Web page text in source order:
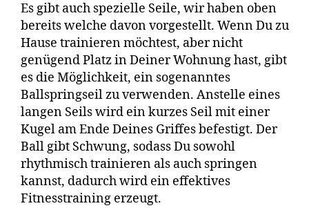
Es gibt auch spezielle Seile, wir haben oben
bereits welche davon vorgestellt. Wenn Du zu
Hause trainieren möchtest, aber nicht
genügend Platz in Deiner Wohnung hast, gibt
es die Möglichkeit, ein sogenanntes
Ballspringseil zu verwenden. Anstelle eines
langen Seils wird ein kurzes Seil mit einer
Kugel am Ende Deines Griffes befestigt. Der
Ball gibt Schwung, sodass Du sowohl
rhythmisch trainieren als auch springen
kannst, dadurch wird ein effektives
Fitnesstraining erzeugt.